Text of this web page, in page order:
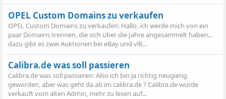
OPEL Custom Domains zu verkaufen
OPEL Custom Domains zu verkaufen: Hallo, ich werde mich von ein
paar Domains trennen, die sich über die Jahre angesammelt haben...
dazu gibt es zwei Auktionen bei eBay und vllt...
Calibra.de was soll passieren
Calibra.de was soll passieren: Also ich bin ja richtig neugierig
geworden, aber was geht da ab im calibra.de ? Calibra.de wurde
verkauft vom alten Admin, mehr zu lesen auf...